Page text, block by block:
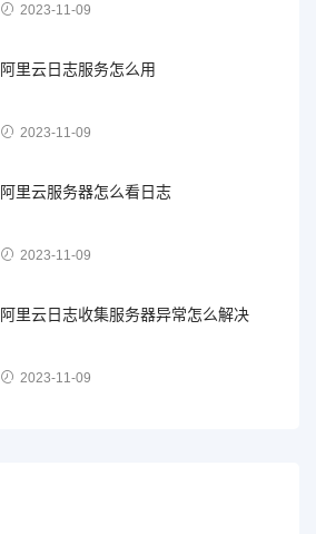
2023-11-09
阿里云日志服务怎么用
2023-11-09
阿里云服务器怎么看日志
2023-11-09
阿里云日志收集服务器异常怎么解决
2023-11-09